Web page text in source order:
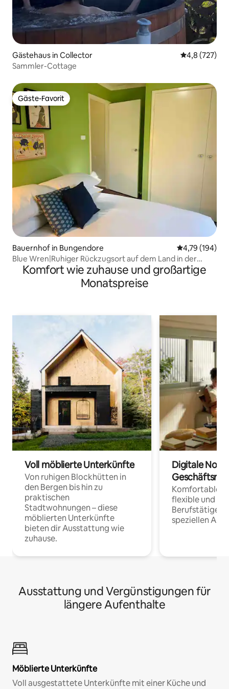
Gästehaus in Collector
4,8 (727)
Sammler-Cottage
Gäste-Favorit
Gäste-Favorit
Bauernhof in Bungendore
4,79 (194)
Blue Wren|Ruhiger Rückzugsort auf dem Land in der
Nähe von Bungendore
Komfort wie zuhause und großartige
Monatspreise
Voll möblierte Unterkünfte
Von ruhigen Blockhütten in
den Bergen bis hin zu
praktischen
Stadtwohnungen – diese
möblierten Unterkünfte
bieten dir Ausstattung wie
zuhause.
Digitale
Komfortable
flexible und
Berufstätige
speziellen
Ausstattung und Vergünstigungen für
längere Aufenthalte
Möblierte Unterkünfte
Voll ausgestattete Unterkünfte mit einer Küche und